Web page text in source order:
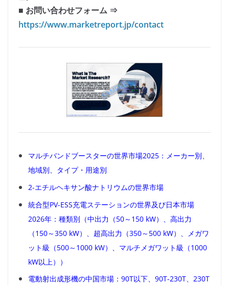
■ お問い合わせフォーム ⇒
https://www.marketreport.jp/contact
マルチバンドブースターの世界市場2025：メーカー別、
地域別、タイプ・用途別
2-エチルヘキサン酸ナトリウムの世界市場
統合型PV-ESS充電ステーションの世界及び日本市場
2026年：種類別（中出力（50～150 kW）、高出力
（150～350 kW）、超高出力（350～500 kW）、メガワ
ット級（500～1000 kW）、マルチメガワット級（1000
kW以上））
電動射出成形機の中国市場：90T以下、90T-230T、230T